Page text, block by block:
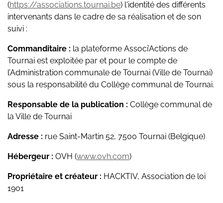
(https://associations.tournai.be) l'identité des différents
intervenants dans le cadre de sa réalisation et de son
suivi :
Commanditaire : la plateforme Associ’Actions de
Tournai est exploitée par et pour le compte de
l’Administration communale de Tournai (Ville de Tournai)
sous la responsabilité du Collège communal de Tournai.
Responsable de la publication : Collège communal de
la Ville de Tournai
Adresse : rue Saint-Martin 52, 7500 Tournai (Belgique)
Hébergeur : OVH (www.ovh.com)
Propriétaire et créateur : HACKTIV, Association de loi
1901